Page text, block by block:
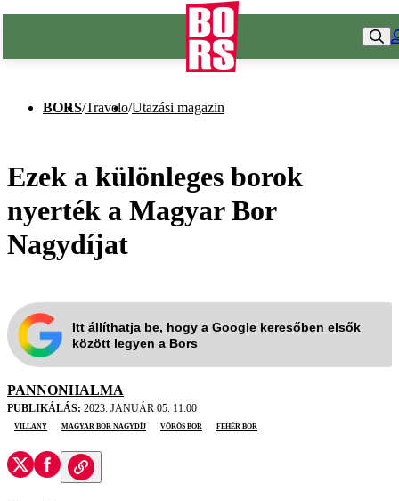
BORS/Travelo/Utazási magazin
Ezek a különleges borok
nyerték a Magyar Bor
Nagydíjat
Itt állíthatja be, hogy a Google keresőben elsők
között legyen a Bors
PANNONHALMA
PUBLIKÁLÁS: 2023. JANUÁR 05. 11:00
villany
Magyar Bor Nagydíj vörös bor fehér bor